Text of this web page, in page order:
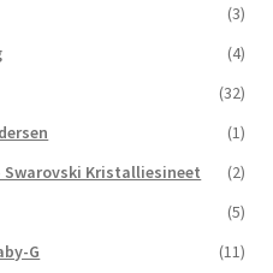
(3)
(4)
(32)
(1)
Swarovski Kristalliesineet
(2)
(5)
G
(11)